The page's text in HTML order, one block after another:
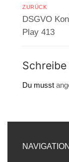
ZURÜCK
Vorheriger
Beitrag:
DSGVO
Play 413
Du musst
NAVIGATION